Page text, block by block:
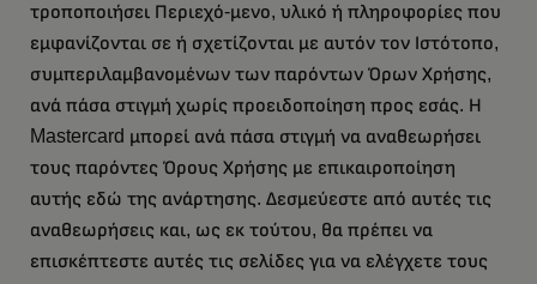
τροποποιήσει Περιεχό-μενο, υλικό ή πληροφορίες που
εμφανίζονται σε ή σχετίζονται με αυτόν τον Ιστότοπο,
συμπεριλαμβανομένων των παρόντων Όρων Χρήσης,
ανά πάσα στιγμή χωρίς προειδοποίηση προς εσάς. Η
Mastercard μπορεί ανά πάσα στιγμή να αναθεωρήσει
τους παρόντες Όρους Χρήσης με επικαιροποίηση
αυτής εδώ της ανάρτησης. Δεσμεύεστε από αυτές τις
αναθεωρήσεις και, ως εκ τούτου, θα πρέπει να
επισκέπτεστε αυτές τις σελίδες για να ελέγχετε τους